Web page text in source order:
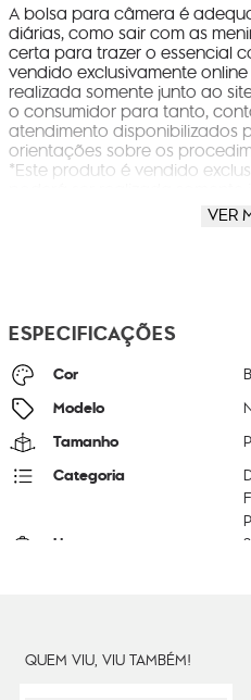
A bolsa para câmera é
diárias, como sair com as
certa para trazer o essencial
vendido exclusivamente
realizada somente junto ao
o consumidor para tanto,
atendimento disponibilizados
orientações sobre os
*Este produto é vendido
ou na respectiva loja em que
devendo o consumidor para
VER
ESPECIFICAÇÕES
Cor
Modelo
Tamanho
Categoria
Litragem
QUEM VIU, VIU TAMBÉM!